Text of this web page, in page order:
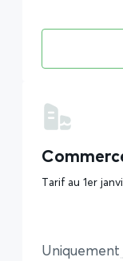
Tarif au 1er
Uniquement